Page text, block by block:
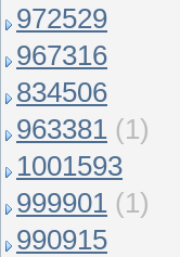
972529
967316
834506
963381 (1)
1001593
999901 (1)
990915